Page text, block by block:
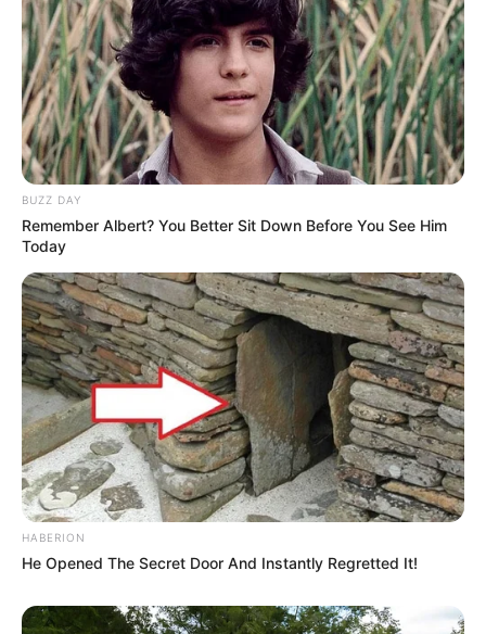
Serem! 9 Chat Ojek Online &
Pelanggan Ini Bikin Auto
Merinding
BUZZ DAY
Remember Albert? You Better Sit Down Before You See Him
Today
HABERION
He Opened The Secret Door And Instantly Regretted It!